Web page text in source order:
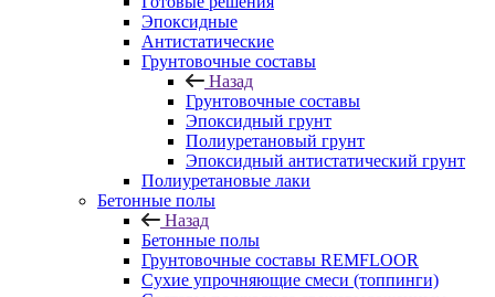
Эпоксидные
Антистатические
Грунтовочные составы
Назад
Грунтовочные составы
Эпоксидный грунт
Полиуретановый грунт
Эпоксидный антистатический грунт
Полиуретановые лаки
Бетонные полы
Назад
Бетонные полы
Грунтовочные составы REMFLOOR
Сухие упрочняющие смеси (топпинги)